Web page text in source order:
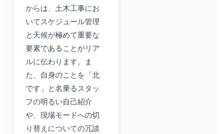
からは、土木工事にお
いてスケジュール管理
と天候が極めて重要な
要素であることがリア
ルに伝わります。ま
た、自身のことを「北
です」と名乗るスタッ
フの明るい自己紹介
や、現場モードへの切
り替えについての冗談